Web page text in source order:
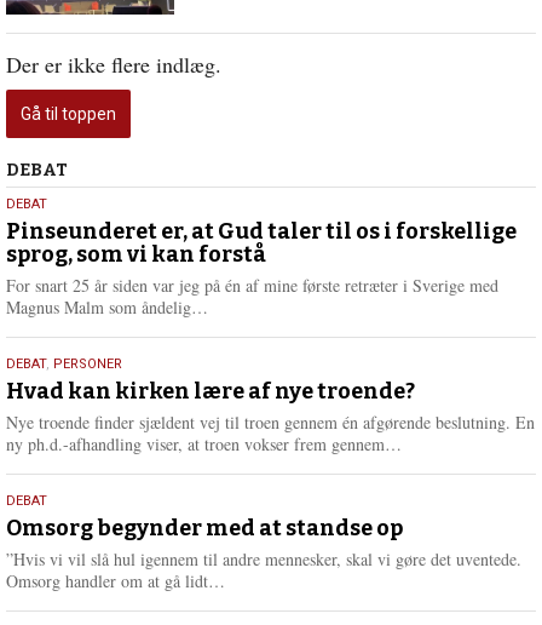
Der er ikke flere indlæg.
Gå til toppen
Debat
DEBAT
5.
august
2026
DEBAT
Pinseunderet er, at Gud taler til os i forskellige
sprog, som vi kan forstå
For snart 25 år siden var jeg på én af mine første retræter i Sverige med
Magnus Malm som åndelig…
e
r
e
25.
juli
2026
DEBAT, PERSONER
Hvad kan kirken lære af nye troende?
Nye troende finder sjældent vej til troen gennem én afgørende beslutning. En
ny ph.d.-afhandling viser, at troen vokser frem gennem…
e
r
e
9.
juli
2026
DEBAT
Omsorg begynder med at standse op
”Hvis vi vil slå hul igennem til andre mennesker, skal vi gøre det uventede.
Omsorg handler om at gå lidt…